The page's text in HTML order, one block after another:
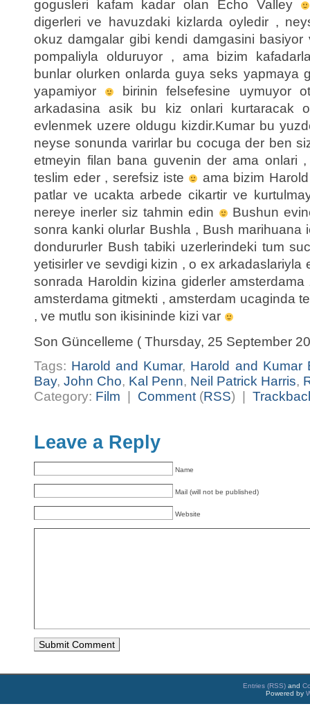
gogusleri kafam kadar olan Echo Valley
digerleri ve havuzdaki kizlarda oyledir ,
okuz damgalar gibi kendi damgasini
pompaliyla olduruyor , ama bizim
bunlar olurken onlarda guya seks yapmaya
yapamiyor
birinin felsefesine uymuyor
arkadasina asik bu kiz onlari kurtaracak
evlenmek uzere oldugu kizdir.Kumar bu
neyse sonunda varirlar bu cocuga der ben
etmeyin filan bana guvenin der ama onlari
teslim eder , serefsiz iste
ama bizim
patlar ve ucakta arbede cikartir ve
nereye inerler siz tahmin edin
Bushun
sonra kanki olurlar Bushla , Bush marihuana
dondururler Bush tabiki uzerlerindeki tum
yetisirler ve sevdigi kizin , o ex arkadaslariyla
sonrada Haroldin kizina giderler
amsterdama gitmekti , amsterdam ucaginda
, ve mutlu son ikisininde kizi var
Son Güncelleme ( Thursday, 25 September
Tags: Harold and Kumar, Harold and Kumar
Bay, John Cho, Kal Penn, Neil Patrick Harris,
Category: Film Comment (RSS) |
Leave a Reply
Name
Mail (will not be published)
Website
Entries (RSS) and
Powered by